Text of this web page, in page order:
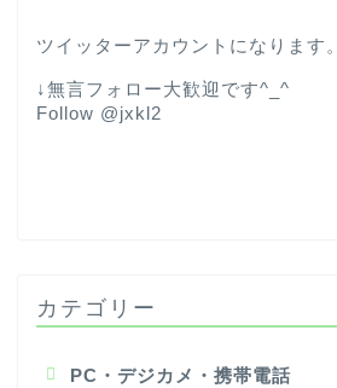
ツイッターアカウントになります。
↓無言フォロー大歓迎です^_^
Follow @jxkl2
カテゴリー
PC・デジカメ・携帯電話